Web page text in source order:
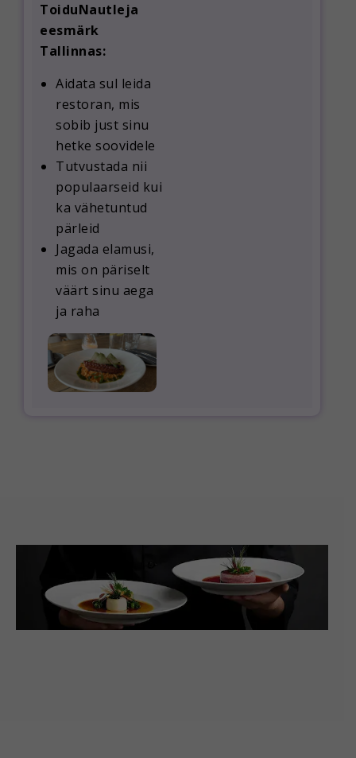
ToiduNautleja
eesmärk
Tallinnas:
Aidata sul leida
restoran, mis
sobib just sinu
hetke soovidele
Tutvustada nii
populaarseid kui
ka vähetuntud
pärleid
Jagada elamusi,
mis on päriselt
väärt sinu aega
ja raha